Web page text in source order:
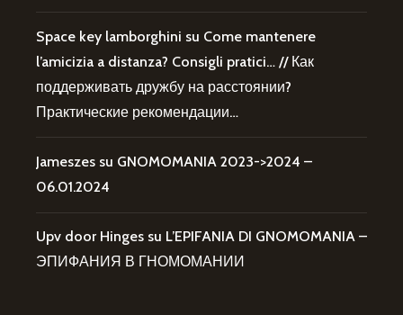
Space key lamborghini su Come mantenere
l’amicizia a distanza? Consigli pratici… // Как
поддерживать дружбу на расстоянии?
Практические рекомендации…
Jameszes su GNOMOMANIA 2023->2024 –
06.01.2024
Upv door Hinges su L’EPIFANIA DI GNOMOMANIA –
ЭПИФАНИЯ В ГНОМОМАНИИ